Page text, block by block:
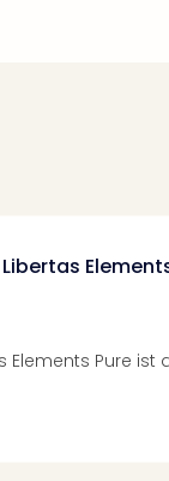
Elements Pure ist